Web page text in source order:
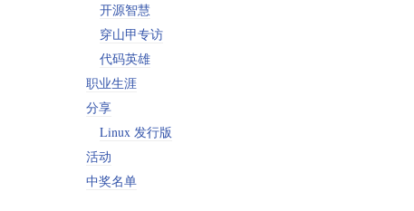
开源智慧
穿山甲专访
代码英雄
职业生涯
分享
Linux 发行版
活动
中奖名单